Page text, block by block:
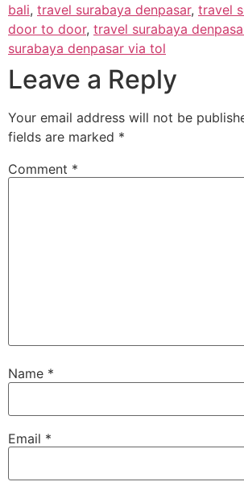
bali, travel surabaya denpasar, travel
door to door, travel surabaya
surabaya denpasar via tol
Leave a Reply
Your email address will not be
fields are marked *
Comment *
Name *
Email *